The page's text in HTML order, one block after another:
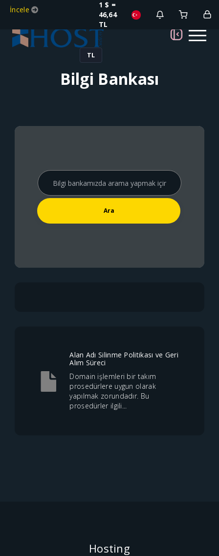
İncele
1 $ =
46,64
TL
TL
Bilgi Bankası
Alan Adı Silinme Politikası ve Geri
Alım Süreci
Domain işlemleri bir takım
prosedürlere uygun olarak
yapılmak zorundadır. Bu
prosedürler ilgili...
Hosting